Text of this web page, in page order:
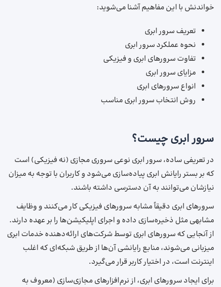
خواندنش با این مفاهیم آشنا می‌شوید:
تعریف سرور ابری
نحوه عملکرد سرور ابری
تفاوت سرورهای ابری و فیزیکی
مزایای سرور ابری
انواع سرورهای ابری
روش انتخاب سرور ابری مناسب
سرور ابری چیست؟
در تعریفی ساده، سرور ابری نوعی سروری مجازی (نه فیزیکی) است
که بر بستر رایانش ابری پیاده‌سازی می‌شود و کاربران با توجه به میزان
نیازشان می‌توانند به آن دسترسی داشته باشند.
سرورهای ابری دقیقاً مشابه سرورهای فیزیکی کار می‌کنند و وظایف
مشابهی مثل ذخیره‌سازی داده و اجرای اپلیکیشن‌ها را بر عهده دارند.
از آنجایی‌ که سرورهای ابری توسط شرکت‌های ارائه‌دهنده خدمات ابری
میزبانی می‌شوند، منابع رایانشی آن‌ها از طریق شبکه‌ای که اغلب
اینترنت است، در اختیار کاربر قرار می‌گیرد.
برای ایجاد سرورهای ابری، از نرم‌افزارهای مجازی‌سازی (معروف به